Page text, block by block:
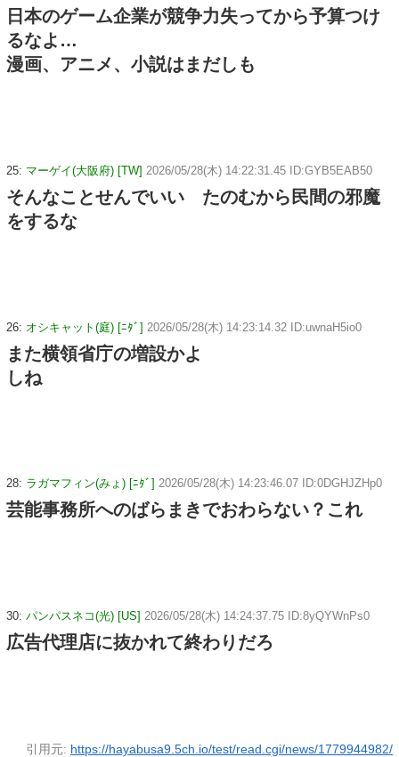
日本のゲーム企業が競争力失ってから予算つけ
るなよ…
漫画、アニメ、小説はまだしも
25: マーゲイ(大阪府) [TW] 2026/05/28(木) 14:22:31.45 ID:GYB5EAB50
そんなことせんでいい たのむから民間の邪魔
をするな
26: オシキャット(庭) [ﾆﾀﾞ] 2026/05/28(木) 14:23:14.32 ID:uwnaH5io0
また横領省庁の増設かよ
しね
28: ラガマフィン(みょ) [ﾆﾀﾞ] 2026/05/28(木) 14:23:46.07 ID:0DGHJZHp0
芸能事務所へのばらまきでおわらない？これ
30: パンパスネコ(光) [US] 2026/05/28(木) 14:24:37.75 ID:8yQYWnPs0
広告代理店に抜かれて終わりだろ
引用元: https://hayabusa9.5ch.io/test/read.cgi/news/1779944982/